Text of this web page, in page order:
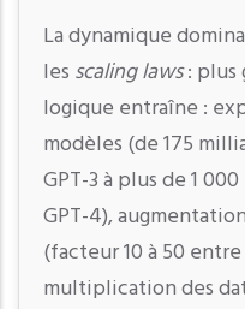
La dynamique
les scaling laws: plus
logique entraîne :
modèles (de 175
GPT-3 à plus de 1
GPT-4),
(facteur 10 à 50
multiplication des